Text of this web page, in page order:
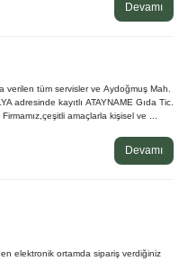
Devamı
tüm servisler ve Aydoğmuş Mah.
adresinde kayıtlı ATAYNAME Gıda Tic.
amaçlarla kişisel ve ...
Devamı
elektronik ortamda sipariş verdiğiniz